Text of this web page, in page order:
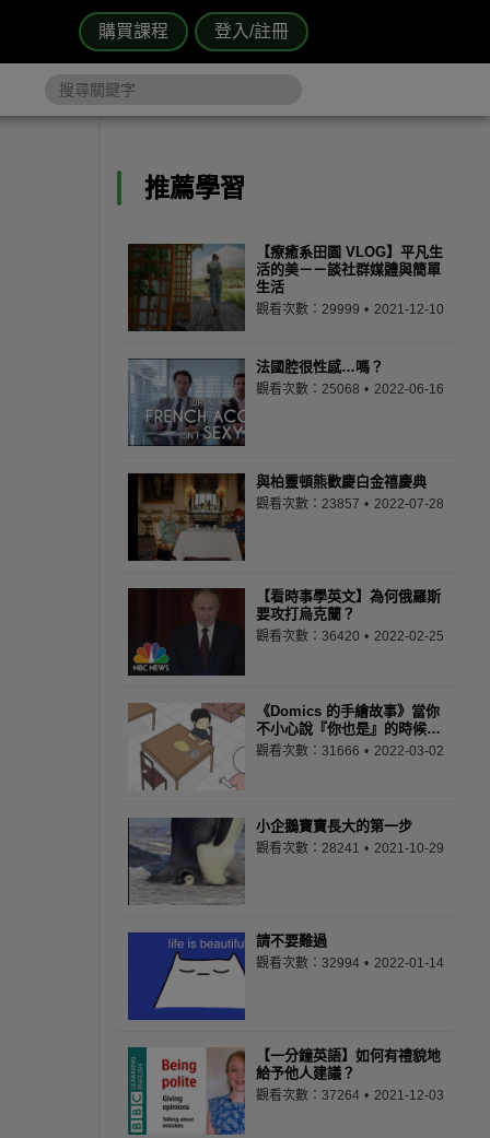
購買課程 登入/註冊
推薦學習
【療癒系田園 VLOG】平凡生
活的美－－談社群媒體與簡單
生活
觀看次數：29999 2021-12-10
法國腔很性感…嗎？
觀看次數：25068 2022-06-16
與柏靈頓熊歡慶白金禧慶典
觀看次數：23857 2022-07-28
【看時事學英文】為何俄羅斯
要攻打烏克蘭？
觀看次數：36420 2022-02-25
《Domics 的手繪故事》當你
不小心說『你也是』的時候…
觀看次數：31666 2022-03-02
小企鵝寶寶長大的第一步
觀看次數：28241 2021-10-29
請不要難過
觀看次數：32994 2022-01-14
【一分鐘英語】如何有禮貌地
給予他人建議？
觀看次數：37264 2021-12-03